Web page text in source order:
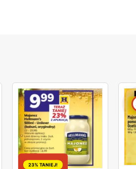
23% TANIEJ!